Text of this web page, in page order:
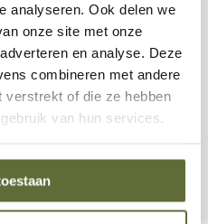
analyseren. Ook delen we
onze site met onze
en analyse. Deze
combineren met andere
verstrekt of die ze hebben
van hun services.
met ruime
of zelfgebakken
deze pizzasteen tilt jouw
BBQ een echte buitenoven.